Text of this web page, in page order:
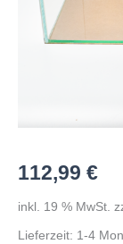
112,99 €
inkl. 19 % MwSt.
Lieferzeit: 1-4